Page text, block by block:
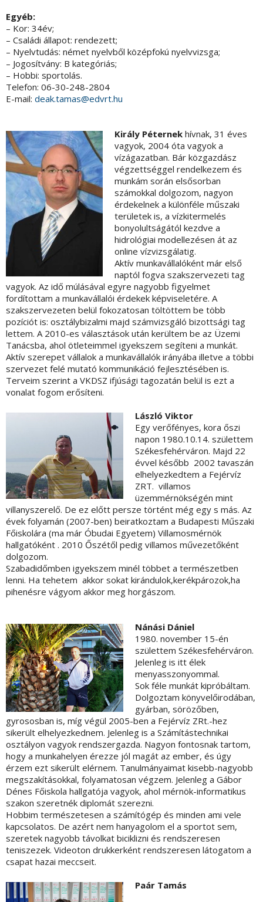
Egyéb:
– Kor: 34év;
– Családi állapot: rendezett;
– Nyelvtudás: német nyelvből középfokú nyelvvizsga;
– Jogosítvány: B kategóriás;
– Hobbi: sportolás.
Telefon: 06-30-248-2804
E-mail: deak.tamas@edvrt.hu
Király Péternek hívnak, 31 éves
vagyok, 2004 óta vagyok a
vízágazatban. Bár közgazdász
végzettséggel rendelkezem és
munkám során elsősorban
számokkal dolgozom, nagyon
érdekelnek a különféle műszaki
területek is, a vízkitermelés
bonyolultságától kezdve a
hidrológiai modellezésen át az
online vízvizsgálatig.
Aktív munkavállalóként már első
naptól fogva szakszervezeti tag
vagyok. Az idő múlásával egyre nagyobb figyelmet
fordítottam a munkavállalói érdekek képviseletére. A
szakszervezeten belül fokozatosan töltöttem be több
pozíciót is: osztálybizalmi majd számvizsgáló bizottsági tag
lettem. A 2010-es választások után kerültem be az Üzemi
Tanácsba, ahol ötleteimmel igyekszem segíteni a munkát.
Aktív szerepet vállalok a munkavállalók irányába illetve a többi
szervezet felé mutató kommunikáció fejlesztésében is.
Terveim szerint a VKDSZ ifjúsági tagozatán belül is ezt a
vonalat fogom erősíteni.
László Viktor
Egy verőfényes, kora őszi
napon 1980.10.14. születtem
Székesfehérváron. Majd 22
évvel később 2002 tavaszán
elhelyezkedtem a Fejérvíz
ZRT. villamos
üzemmérnökségén mint
villanyszerelő. De ez előtt persze történt még egy s más. Az
évek folyamán (2007-ben) beiratkoztam a Budapesti Műszaki
Főiskolára (ma már Óbudai Egyetem) Villamosmérnök
hallgatóként . 2010 Őszétől pedig villamos művezetőként
dolgozom.
Szabadidőmben igyekszem minél többet a természetben
lenni. Ha tehetem akkor sokat kirándulok,kerékpározok,ha
pihenésre vágyom akkor meg horgászom.
Nánási Dániel
1980. november 15-én
születtem Székesfehérváron.
Jelenleg is itt élek
menyasszonyommal.
Sok féle munkát kipróbáltam.
Dolgoztam könyvelőirodában,
gyárban, sörözőben,
gyrososban is, míg végül 2005-ben a Fejérvíz ZRt.-hez
sikerült elhelyezkednem. Jelenleg is a Számítástechnikai
osztályon vagyok rendszergazda. Nagyon fontosnak tartom,
hogy a munkahelyen érezze jól magát az ember, és úgy
érzem ezt sikerült elérnem. Tanulmányaimat kisebb-nagyobb
megszakításokkal, folyamatosan végzem. Jelenleg a Gábor
Dénes Főiskola hallgatója vagyok, ahol mérnök-informatikus
szakon szeretnék diplomát szerezni.
Hobbim természetesen a számítógép és minden ami vele
kapcsolatos. De azért nem hanyagolom el a sportot sem,
szeretek nagyobb távolkat biciklizni és rendszeresen
teniszezek. Videoton drukkerként rendszeresen látogatom a
csapat hazai meccseit.
Paár Tamás